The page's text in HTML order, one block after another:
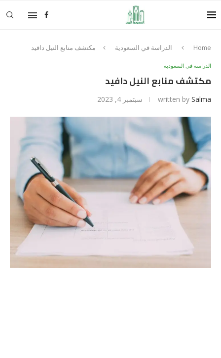
Home الدراسة في السعودية مكتشف منابع النيل دافيد
الدراسة في السعودية
مكتشف منابع النيل دافيد
written by Salma سبتمبر 4, 2023